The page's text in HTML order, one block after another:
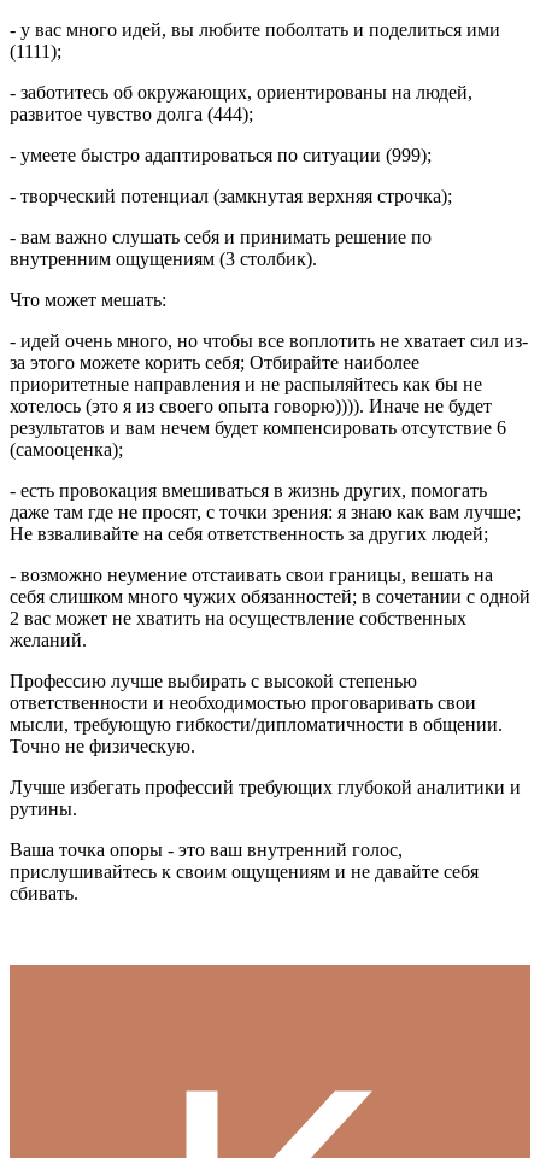
- у вас много идей, вы любите поболтать и поделиться ими
(1111);
- заботитесь об окружающих, ориентированы на людей,
развитое чувство долга (444);
- умеете быстро адаптироваться по ситуации (999);
- творческий потенциал (замкнутая верхняя строчка);
- вам важно слушать себя и принимать решение по
внутренним ощущениям (3 столбик).
Что может мешать:
- идей очень много, но чтобы все воплотить не хватает сил из-
за этого можете корить себя; Отбирайте наиболее
приоритетные направления и не распыляйтесь как бы не
хотелось (это я из своего опыта говорю)))). Иначе не будет
результатов и вам нечем будет компенсировать отсутствие 6
(самооценка);
- есть провокация вмешиваться в жизнь других, помогать
даже там где не просят, с точки зрения: я знаю как вам лучше;
Не взваливайте на себя ответственность за других людей;
- возможно неумение отстаивать свои границы, вешать на
себя слишком много чужих обязанностей; в сочетании с одной
2 вас может не хватить на осуществление собственных
желаний.
Профессию лучше выбирать с высокой степенью
ответственности и необходимостью проговаривать свои
мысли, требующую гибкости/дипломатичности в общении.
Точно не физическую.
Лучше избегать профессий требующих глубокой аналитики и
рутины.
Ваша точка опоры - это ваш внутренний голос,
прислушивайтесь к своим ощущениям и не давайте себя
сбивать.